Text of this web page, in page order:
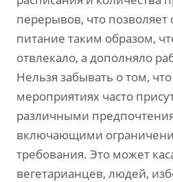
перерывов, что позволяет
питание таким образом,
отвлекало, а дополняло
Нельзя забывать о том,
мероприятиях часто
различными
включающими
требования. Это может
вегетарианцев, людей,